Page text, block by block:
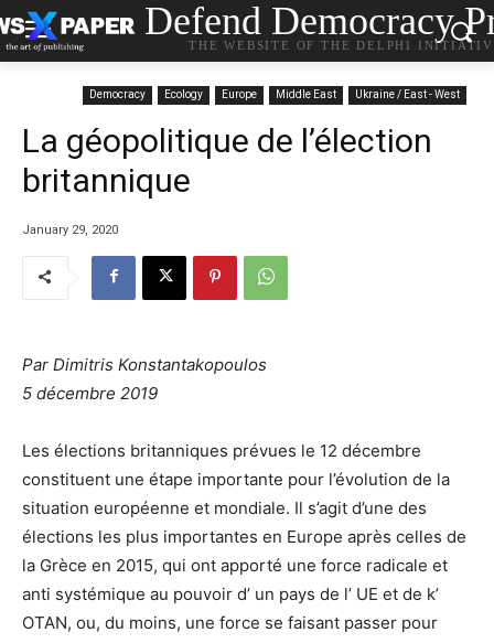
Defend Democracy
THE WEBSITE OF THE DELPHI
Democracy Ecology Europe Middle East Ukraine / East - West
La géopolitique de l’élection
britannique
January 29, 2020
Par Dimitris Konstantakopoulos
5 décembre 2019
Les élections britanniques prévues le 12 décembre
constituent une étape importante pour l’évolution de la
situation européenne et mondiale. Il s’agit d’une des
élections les plus importantes en Europe après celles de
la Grèce en 2015, qui ont apporté une force radicale et
anti systémique au pouvoir d’ un pays de l’ UE et de k’
OTAN, ou, du moins, une force se faisant passer pour